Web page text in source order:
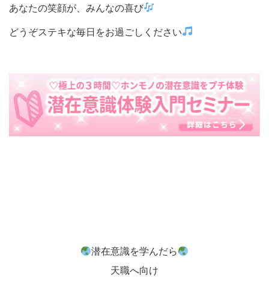
あなたの笑顔が、みんなの喜び
どうぞステキな毎日をお過ごしください
潜在意識を学んだら
天職へ向け